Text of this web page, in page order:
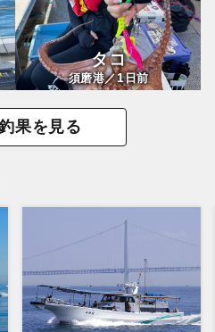
タコ
須磨港／1日前
果を見る